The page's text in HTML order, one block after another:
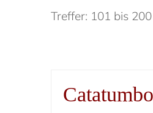
Treffer: 101 bis
Catatumbo